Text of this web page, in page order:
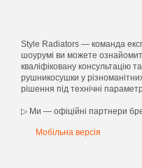
Style Radiators — команда
шоурумі ви можете
кваліфіковану консультацію
рушникосушки у
рішення під технічні
▷ Ми — офіційні партнери
Мобільна версія